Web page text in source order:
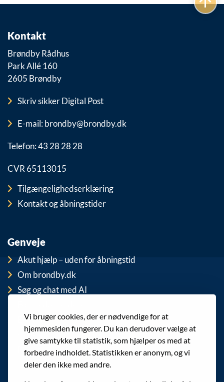
Vi bruger cookies, der er nødvendige for at
hjemmesiden fungerer. Du kan derudover vælge at
give samtykke til statistik, som hjælper os med at
forbedre indholdet. Statistikken er anonym, og vi
deler den ikke med andre.
Kontakt
Brøndby Rådhus
Park Allé 160
2605 Brøndby
Skriv sikker Digital Post
E-mail: brondby@brondby.dk
Telefon: 43 28 28 28
CVR 65113015
Tilgængelighedserklæring
Kontakt og åbningstider
Genveje
Akut hjælp – uden for åbningstid
Om brondby.dk
Søg og chat med AI
EAN-numre
Cookies
Privatlivspolitik (GDPR)